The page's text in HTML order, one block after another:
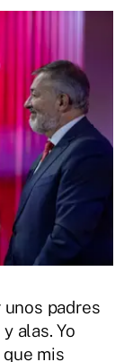
padres
alas. Yo
mis